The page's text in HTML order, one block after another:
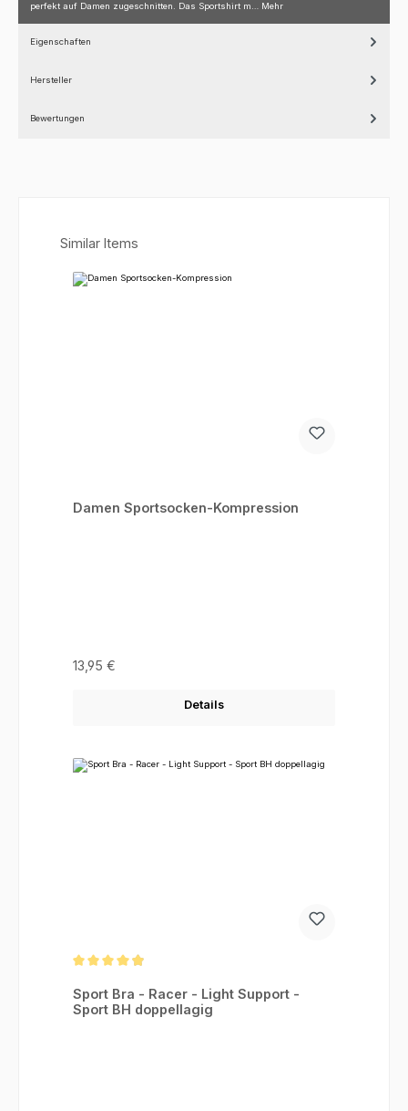
perfekt auf Damen zugeschnitten. Das Sportshirt m… Mehr
Eigenschaften
Hersteller
Bewertungen
Produktgalerie überspringen
Similar Items
Damen Sportsocken-Kompression
Regulärer Preis:
13,95 €
Details
Sport Bra - Racer - Light Support -
Sport BH doppellagig